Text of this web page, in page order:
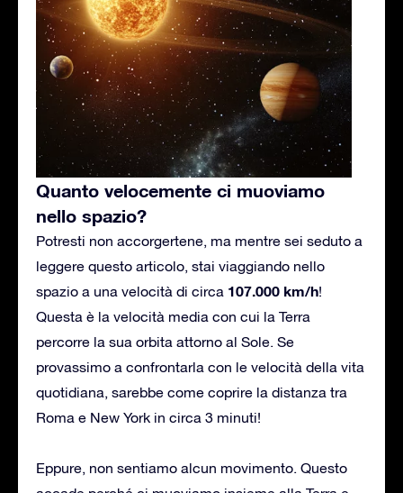
Quanto velocemente ci muoviamo
nello spazio?
Potresti non accorgertene, ma mentre sei seduto a
leggere questo articolo, stai viaggiando nello
spazio a una velocità di circa 107.000 km/h!
Questa è la velocità media con cui la Terra
percorre la sua orbita attorno al Sole. Se
provassimo a confrontarla con le velocità della vita
quotidiana, sarebbe come coprire la distanza tra
Roma e New York in circa 3 minuti!
Eppure, non sentiamo alcun movimento. Questo